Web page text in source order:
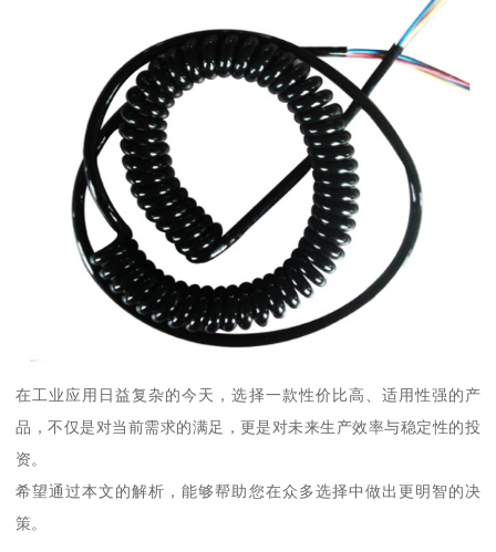
在工业应用日益复杂的今天，选择一款性价比高、适用性强的产
品，不仅是对当前需求的满足，更是对未来生产效率与稳定性的投
资。
希望通过本文的解析，能够帮助您在众多选择中做出更明智的决
策。